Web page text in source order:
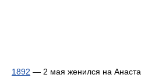
1892 — 2 мая женился на